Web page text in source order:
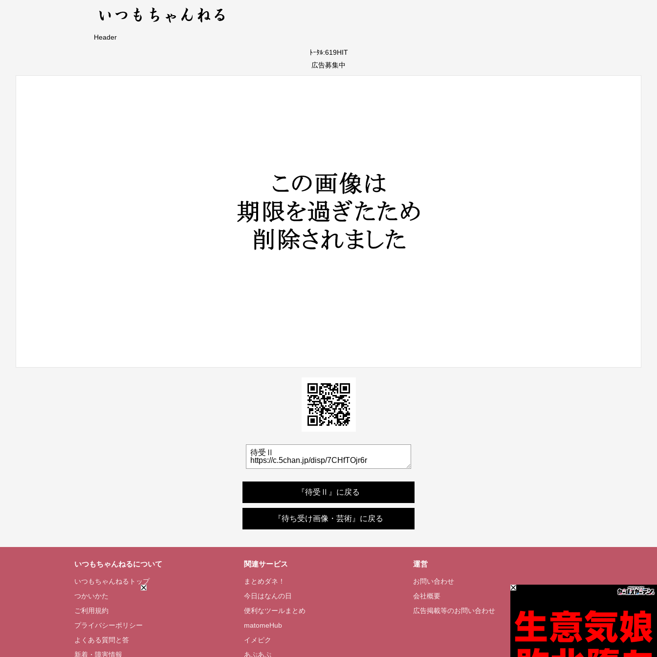
Header
ﾄｰﾀﾙ:619HIT
広告募集中
『待受Ⅱ』に戻る
『待ち受け画像・芸術』に戻る
いつもちゃんねるについて
いつもちゃんねるトップ
つかいかた
ご利用規約
プライバシーポリシー
よくある質問と答
新着・障害情報
関連サービス
まとめダネ！
今日はなんの日
便利なツールまとめ
matomeHub
イメピク
あぷあぷ
運営
お問い合わせ
会社概要
広告掲載等のお問い合わせ